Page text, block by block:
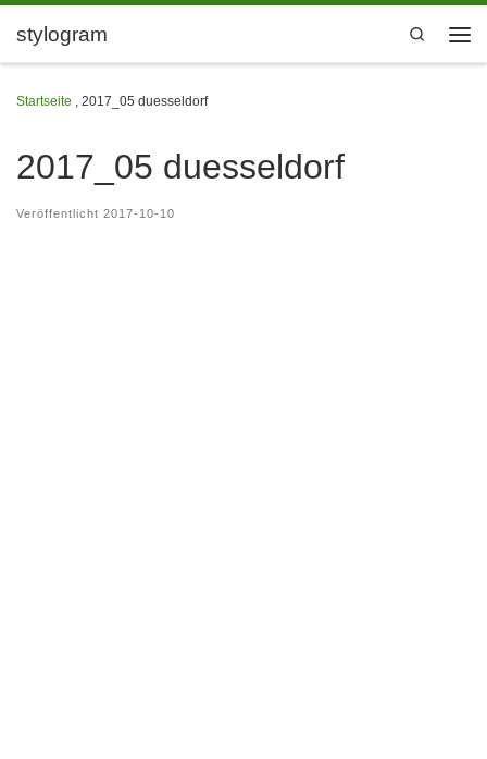
Zum Inhalt springen
stylogram
Search
Startseite , 2017_05 duesseldorf
2017_05 duesseldorf
Veröffentlicht 2017-10-10